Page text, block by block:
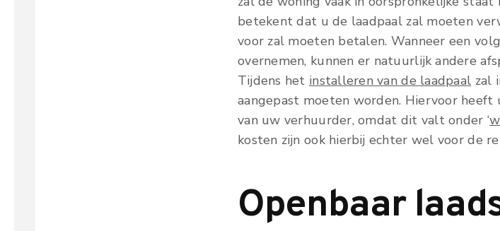
betekent dat u de laadpaal zal moeten
voor zal moeten betalen. Wanneer een
overnemen, kunnen er natuurlijk andere
Tijdens het installeren van de laadpaal zal
aangepast moeten worden. Hiervoor heeft
van uw verhuurder, omdat dit valt onder ‘
kosten zijn ook hierbij echter wel voor de
Openbaar